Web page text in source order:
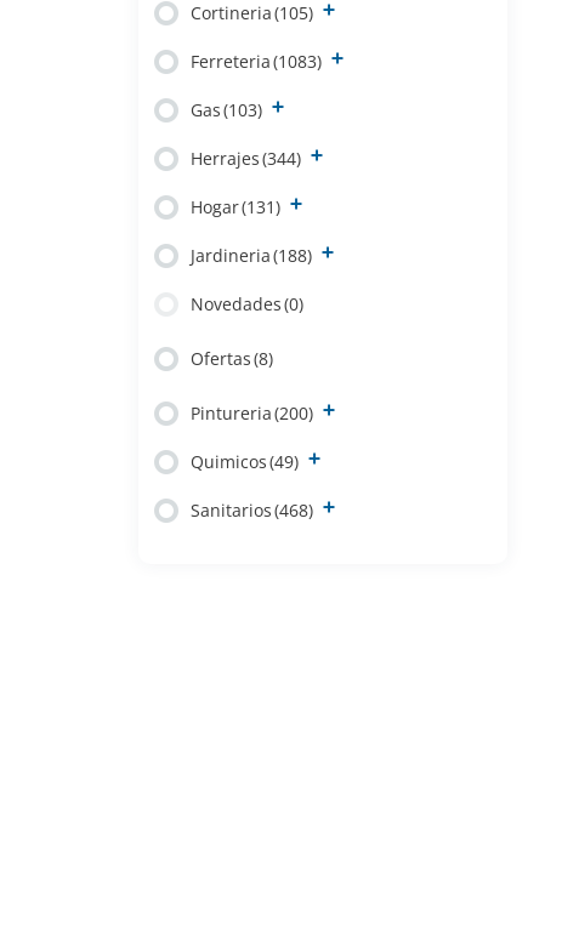
Cortineria(105)
Ferreteria(1083)
Gas(103)
Herrajes(344)
Hogar(131)
Jardineria(188)
Novedades(0)
Ofertas(8)
Pintureria(200)
Quimicos(49)
Sanitarios(468)